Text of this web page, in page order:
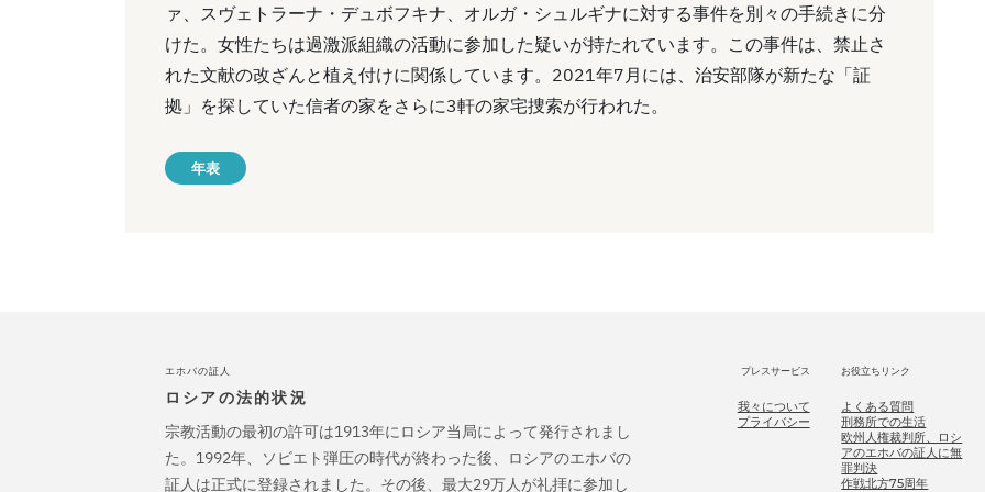
ァ、スヴェトラーナ・デュボフキナ、オルガ・シュルギナに対する事件を別々の手続きに分
けた。女性たちは過激派組織の活動に参加した疑いが持たれています。この事件は、禁止さ
れた文献の改ざんと植え付けに関係しています。2021年7月には、治安部隊が新たな「証
拠」を探していた信者の家をさらに3軒の家宅捜索が行われた。
年表
エホバの証人
ロシアの法的状況
宗教活動の最初の許可は1913年にロシア当局によって発行されまし
た。1992年、ソビエト弾圧の時代が終わった後、ロシアのエホバの
証人は正式に登録されました。その後、最大29万人が礼拝に参加し
プレスサービス
我々について
プライバシー
お役立ちリンク
よくある質問
刑務所での生活
欧州人権裁判所、ロシ
アのエホバの証人に無
罪判決
作戦北方75周年